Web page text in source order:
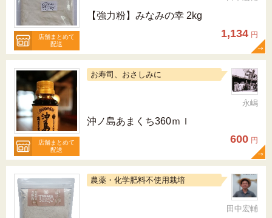
店舗まとめて
配送
【強力粉】みなみの幸 2kg
1,134 円
店舗まとめて
配送
お寿司、おさしみに
永嶋
沖ノ島あまくち360ｍｌ
600 円
農薬・化学肥料不使用栽培
田中宏輔